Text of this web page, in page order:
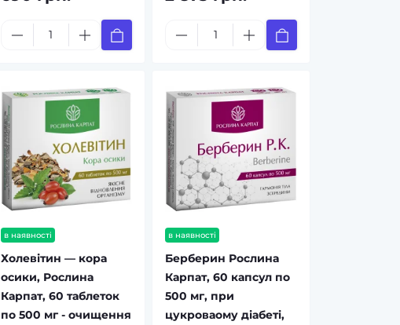
в наявності
Холевітин — кора
осики, Рослина
Карпат, 60 таблеток
по 500 мг - очищення
в наявності
Берберин Рослина
Карпат, 60 капсул по
500 мг, при
цукроваому діабеті,